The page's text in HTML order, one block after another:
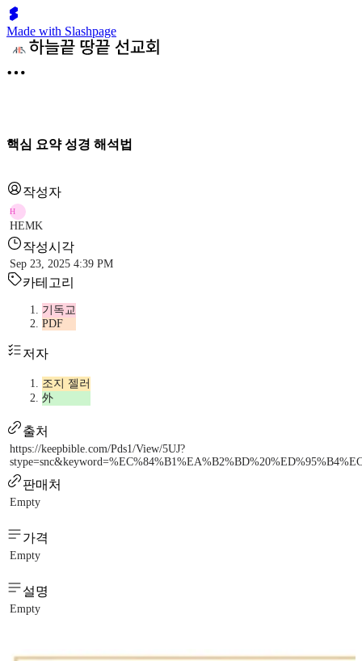
Made with Slashpage
핵심 요약 성경 해석법
작성자
H
HEMK
작성시각
Sep 23, 2025 4:39 PM
카테고리
기독교
PDF
저자
조지 젤러
外
출처
https://keepbible.com/Pds1/View/5UJ?
판매처
Empty
가격
Empty
설명
Empty